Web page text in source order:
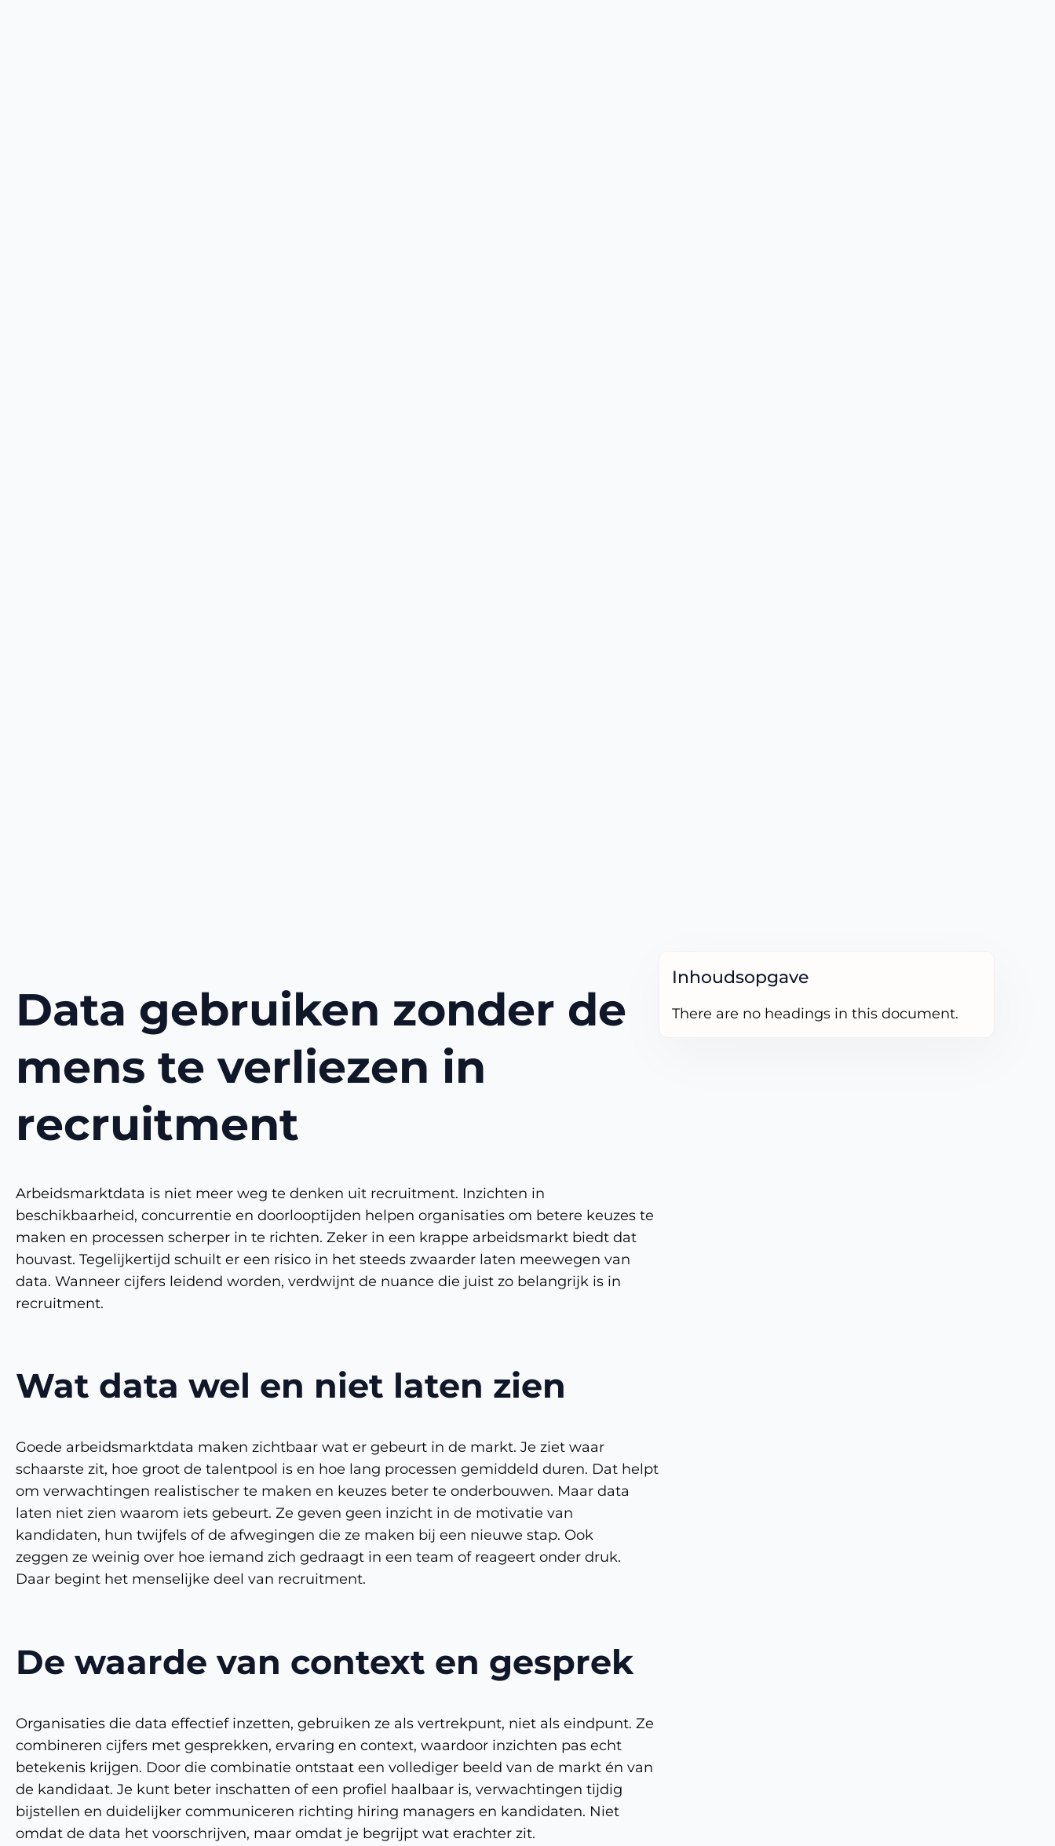
Data gebruiken zonder de
mens te verliezen in
recruitment
Arbeidsmarktdata is niet meer weg te denken uit recruitment. Inzichten in
beschikbaarheid, concurrentie en doorlooptijden helpen organisaties om betere keuzes te
maken en processen scherper in te richten. Zeker in een krappe arbeidsmarkt biedt dat
houvast. Tegelijkertijd schuilt er een risico in het steeds zwaarder laten meewegen van
data. Wanneer cijfers leidend worden, verdwijnt de nuance die juist zo belangrijk is in
recruitment.
Wat data wel en niet laten zien
Goede arbeidsmarktdata maken zichtbaar wat er gebeurt in de markt. Je ziet waar
schaarste zit, hoe groot de talentpool is en hoe lang processen gemiddeld duren. Dat helpt
om verwachtingen realistischer te maken en keuzes beter te onderbouwen. Maar data
laten niet zien waarom iets gebeurt. Ze geven geen inzicht in de motivatie van
kandidaten, hun twijfels of de afwegingen die ze maken bij een nieuwe stap. Ook
zeggen ze weinig over hoe iemand zich gedraagt in een team of reageert onder druk.
Daar begint het menselijke deel van recruitment.
De waarde van context en gesprek
Organisaties die data effectief inzetten, gebruiken ze als vertrekpunt, niet als eindpunt. Ze
combineren cijfers met gesprekken, ervaring en context, waardoor inzichten pas echt
betekenis krijgen. Door die combinatie ontstaat een vollediger beeld van de markt én van
de kandidaat. Je kunt beter inschatten of een profiel haalbaar is, verwachtingen tijdig
bijstellen en duidelijker communiceren richting hiring managers en kandidaten. Niet
omdat de data het voorschrijven, maar omdat je begrijpt wat erachter zit.
Inhoudsopgave
There are no headings in this document.